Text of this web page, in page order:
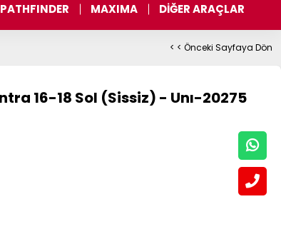
PATHFINDER MAXIMA DİĞER ARAÇLAR
< < Önceki Sayfaya Dön
16-18 Sol (Sissiz) - Unı-20275